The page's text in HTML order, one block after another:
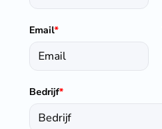
Email*
Bedrijf*